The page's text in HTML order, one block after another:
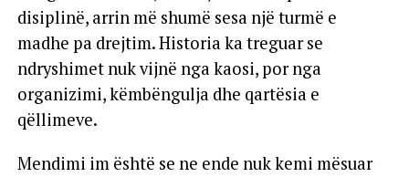
disiplinë, arrin më shumë sesa një turmë e
madhe pa drejtim. Historia ka treguar se
ndryshimet nuk vijnë nga kaosi, por nga
organizimi, këmbëngulja dhe qartësia e
qëllimeve.
Mendimi im është se ne ende nuk kemi mësuar